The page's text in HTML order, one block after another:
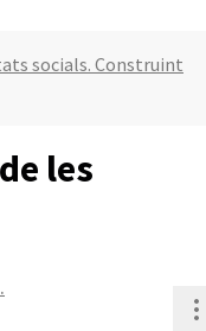
socials. Construint
les